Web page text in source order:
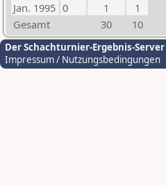
Jan. 1995 0 1
1
Gesamt
30 10
Der Schachturnier-Ergebnis-Server
Impressum / Nutzungsbedingungen